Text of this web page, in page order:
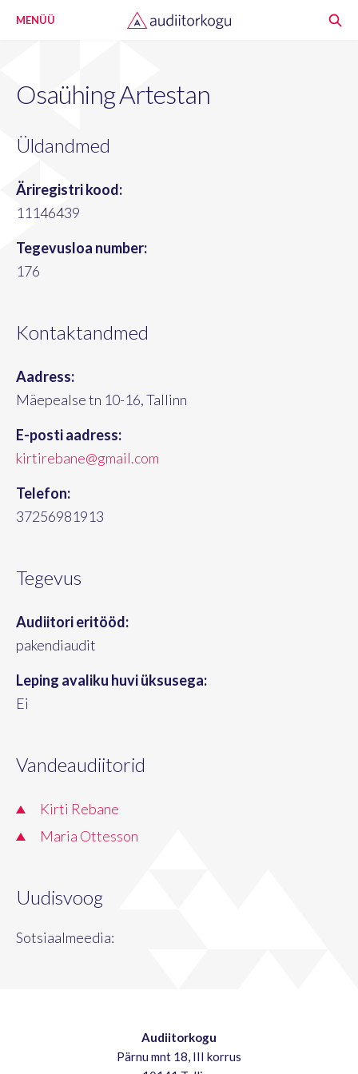
Osaühing Artestan
Üldandmed
Äriregistri kood:
11146439
Tegevusloa number:
176
Kontaktandmed
Aadress:
Mäepealse tn 10-16, Tallinn
E-posti aadress:
kirtirebane@gmail.com
Telefon:
37256981913
Tegevus
Audiitori eritööd:
pakendiaudit
Leping avaliku huvi üksusega:
Ei
Vandeaudiitorid
Kirti Rebane
Maria Ottesson
Uudisvoog
Sotsiaalmeedia:
Audiitorkogu
Pärnu mnt 18, III korrus
MENÜÜ